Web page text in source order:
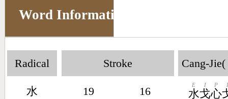
Word Information
Radical
水
Stroke
19 16
Cang-Jie(
水
E
戈
I
心
P I